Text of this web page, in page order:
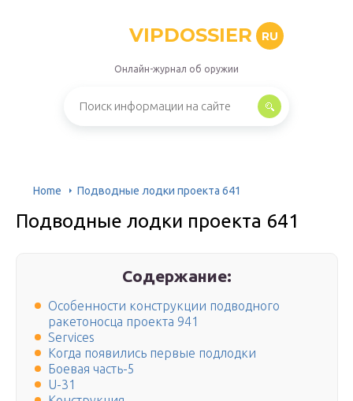
VIPDOSSIER RU
Онлайн-журнал об оружии
Home Подводные лодки проекта 641
Подводные лодки проекта 641
Содержание:
Особенности конструкции подводного
ракетоносца проекта 941
Services
Когда появились первые подлодки
Боевая часть-5
U-31